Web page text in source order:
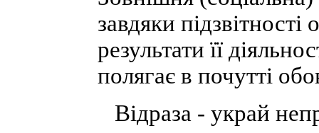
завдяки
результати її
полягає в почутті
Відраза - украй